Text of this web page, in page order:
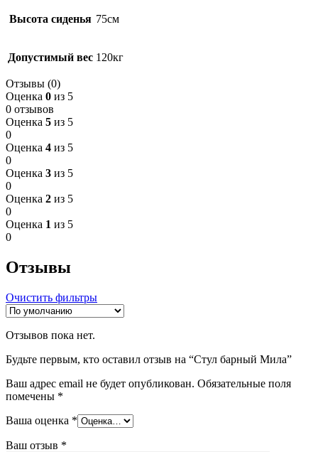
Высота сиденья 75см
Допустимый вес 120кг
Отзывы (0)
Оценка 0 из 5
0 отзывов
Оценка 5 из 5
0
Оценка 4 из 5
0
Оценка 3 из 5
0
Оценка 2 из 5
0
Оценка 1 из 5
0
Отзывы
Очистить фильтры
Отзывов пока нет.
Будьте первым, кто оставил отзыв на “Стул барный Мила”
Ваш адрес email не будет опубликован. Обязательные поля
помечены *
Ваша оценка *
Ваш отзыв *